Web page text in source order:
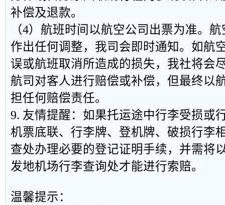
补偿及退款。
（4）航班时间以航空公司出票为准。
作出任何调整，我司会即时通知。如航
误或航班取消所造成的损失，我社将会
航司对客人进行赔偿或补偿，但最终以
担任何赔偿责任。
9. 友情提醒：如果托运途中行李受损或
机票底联、行李牌、登机牌、破损行李
查处办理必要的登记证明手续，并需将
发地机场行李查询处才能进行索赔。
温馨提示：